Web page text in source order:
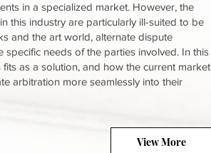
in a specialized market. However, the
this industry are particularly ill-suited to be
and the art world, alternate dispute
needs of the parties involved. In this
as a solution, and how the current market
arbitration more seamlessly into their
View More